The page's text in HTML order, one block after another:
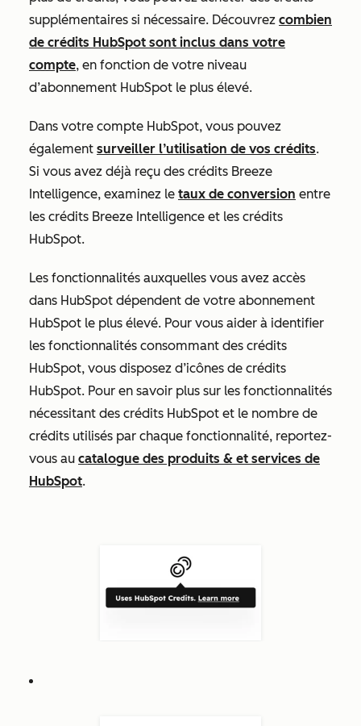
supplémentaires si nécessaire. Découvrez combien
de crédits HubSpot sont inclus dans votre
compte, en fonction de votre niveau
d’abonnement HubSpot le plus élevé.
Dans votre compte HubSpot, vous pouvez
également surveiller l’utilisation de vos crédits.
Si vous avez déjà reçu des crédits Breeze
Intelligence, examinez le taux de conversion entre
les crédits Breeze Intelligence et les crédits
HubSpot.
Les fonctionnalités auxquelles vous avez accès
dans HubSpot dépendent de votre abonnement
HubSpot le plus élevé. Pour vous aider à identifier
les fonctionnalités consommant des crédits
HubSpot, vous disposez d’icônes de crédits
HubSpot. Pour en savoir plus sur les fonctionnalités
nécessitant des crédits HubSpot et le nombre de
crédits utilisés par chaque fonctionnalité, reportez-
vous au catalogue des produits & et services de
HubSpot.